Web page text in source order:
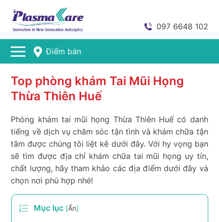
097 6648 102
Điểm bán
Top phòng khám Tai Mũi Họng
Thừa Thiên Huế
Phòng khám tai mũi họng Thừa Thiên Huế có danh
tiếng về dịch vụ chăm sóc tận tình và khám chữa tận
tâm được chúng tôi liệt kê dưới đây. Với hy vọng bạn
sẽ tìm được địa chỉ khám chữa tai mũi họng uy tín,
chất lượng, hãy tham khảo các địa điểm dưới đây và
chọn nơi phù hợp nhé!
Mục lục [Ẩn]